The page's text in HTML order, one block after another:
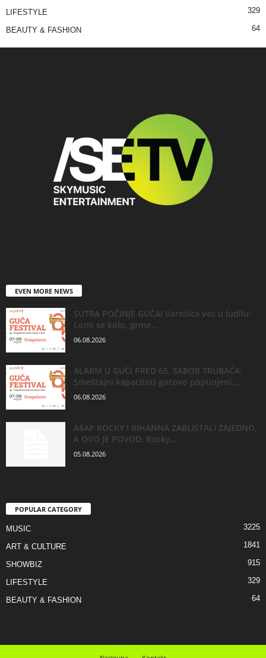
LIFESTYLE 329
BEAUTY & FASHION 64
EVEN MORE NEWS
SUTRA POČINJE GUČA! Varošica već u ludilu:
Lomi se kolo, grme...
06.08.2026
ALARM U GUČI PRED 65. SABOR TRUBAČA:
Smeštajni kapaciteti gotovo popunjeni,...
06.08.2026
A$AP ROCKY I RIHANNA ZABLISTALI ZAJEDNO,
A OVO JE POVOD: Rocky...
05.08.2026
POPULAR CATEGORY
MUSIC 3225
ART & CULTURE 1841
SHOWBIZ 915
LIFESTYLE 329
BEAUTY & FASHION 64